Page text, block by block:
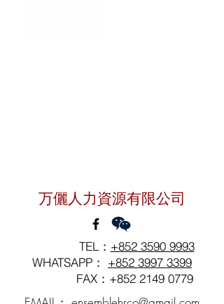
万儷人力資源有限公司
TEL： +852 3590 9993
WHATSAPP： +852 3997 3399
FAX：+852 2149 0779